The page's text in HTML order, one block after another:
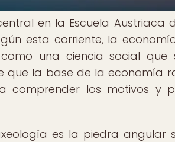
en la Escuela Austriaca
esta corriente, la
una ciencia social
que la base de la economía
comprender los motivos y
es la piedra angular